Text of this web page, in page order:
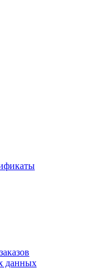
данных